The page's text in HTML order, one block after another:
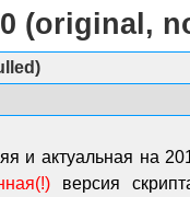
(original,
и актуальная на
версия